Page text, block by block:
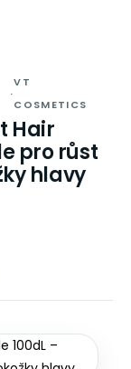
·
VT
COSMETICS
Hair
pro růst
hlavy